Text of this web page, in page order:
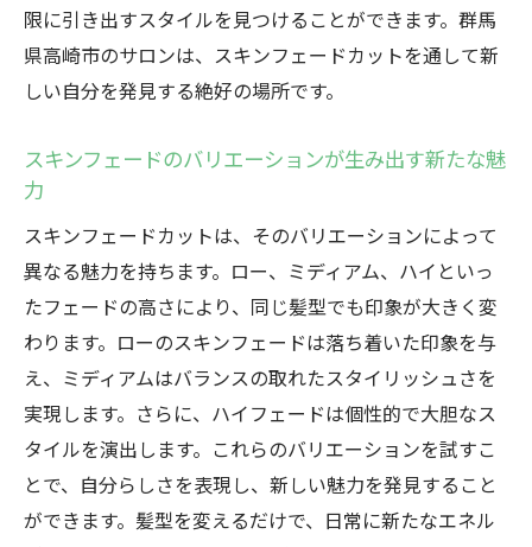
限に引き出すスタイルを見つけることができます。群馬
県高崎市のサロンは、スキンフェードカットを通して新
しい自分を発見する絶好の場所です。
スキンフェードのバリエーションが生み出す新たな魅
力
スキンフェードカットは、そのバリエーションによって
異なる魅力を持ちます。ロー、ミディアム、ハイといっ
たフェードの高さにより、同じ髪型でも印象が大きく変
わります。ローのスキンフェードは落ち着いた印象を与
え、ミディアムはバランスの取れたスタイリッシュさを
実現します。さらに、ハイフェードは個性的で大胆なス
タイルを演出します。これらのバリエーションを試すこ
とで、自分らしさを表現し、新しい魅力を発見すること
ができます。髪型を変えるだけで、日常に新たなエネル